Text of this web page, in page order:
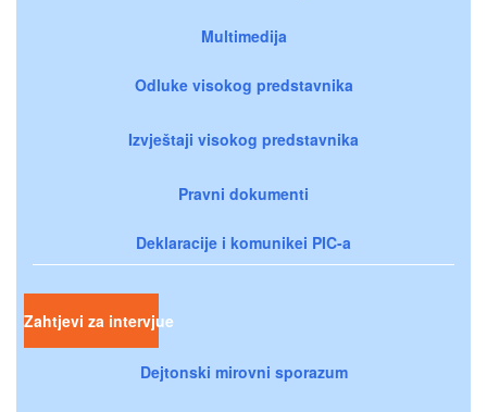
Multimedija
Odluke visokog predstavnika
Izvještaji visokog predstavnika
Pravni dokumenti
Deklaracije i komunikei PIC-a
Zahtjevi za intervjue
Dejtonski mirovni sporazum